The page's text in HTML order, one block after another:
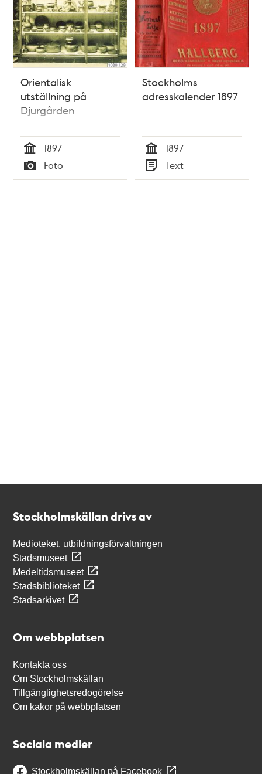
Orientalisk
utställning på
Djurgården
Tid
1897
Typ
Foto
Stockholms
adresskalender 1897
Tid
1897
Typ
Text
Stockholmskällan drivs av
Medioteket, utbildningsförvaltningen
Stadsmuseet
Medeltidsmuseet
Stadsbiblioteket
Stadsarkivet
Om webbplatsen
Kontakta oss
Om Stockholmskällan
Tillgänglighetsredogörelse
Om kakor på webbplatsen
Sociala medier
Stockholmskällan på Facebook